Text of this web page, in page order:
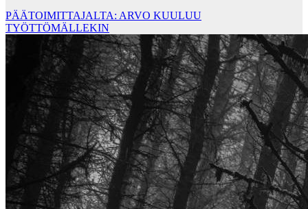
PÄÄTOIMITTAJALTA: ARVO KUULUU
TYÖTTÖMÄLLEKIN